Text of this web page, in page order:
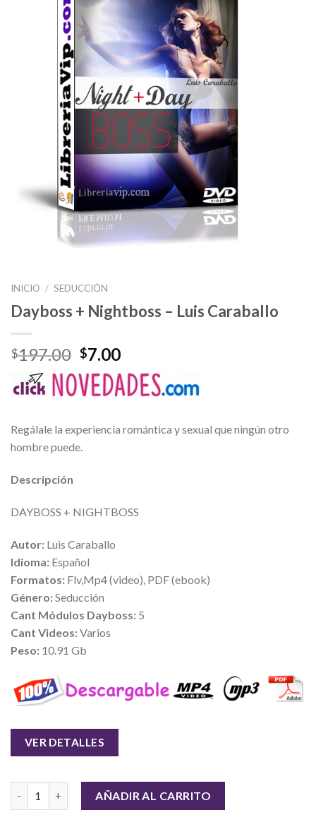
INICIO / SEDUCCIÓN
Dayboss + Nightboss – Luis Caraballo
$197.00 $7.00
Regálale la experiencia romántica y sexual que ningún otro
hombre puede.
Descripción
DAYBOSS + NIGHTBOSS
Autor: Luis Caraballo
Idioma: Español
Formatos: Flv,Mp4 (video), PDF (ebook)
Género:Seducción
Cant Módulos Dayboss: 5
Cant Videos:Varios
Peso: 10.91 Gb
VER DETALLES
AÑADIR AL CARRITO